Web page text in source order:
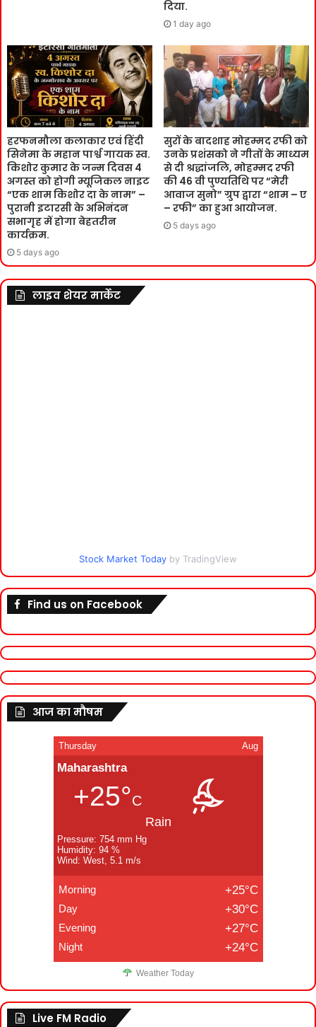
दिया.
1 day ago
हरफनमौला कलाकार एवं हिंदी
सिनेमा के महान पार्श्व गायक स्व.
किशोर कुमार के जन्म दिवस 4
अगस्त को होगी म्यूजिकल नाइट
“एक शाम किशोर दा के नाम” –
पुरानी इटारसी के अभिनंदन
सभागृह में होगा बेहतरीन
कार्यक्रम.
5 days ago
सुरों के बादशाह मोहम्मद रफी को
उनके प्रशंसको ने गीतों के माध्यम
से दी श्रद्धांजलि, मोहम्मद रफी
की 46 वी पुण्यतिथि पर “मेरी
आवाज सुनो” ग्रुप द्वारा “शाम – ए
– रफी” का हुआ आयोजन.
5 days ago
लाइव शेयर मार्केट
Stock Market Today by TradingView
Find us on Facebook
आज का मौषम
Thursday Aug
Maharashtra
+25°C
Rain
Pressure: 754 mm Hg
Humidity: 94 %
Wind: West, 5.1 m/s
Morning +25°C
Day +30°C
Evening +27°C
Night +24°C
Weather Today
Live FM Radio